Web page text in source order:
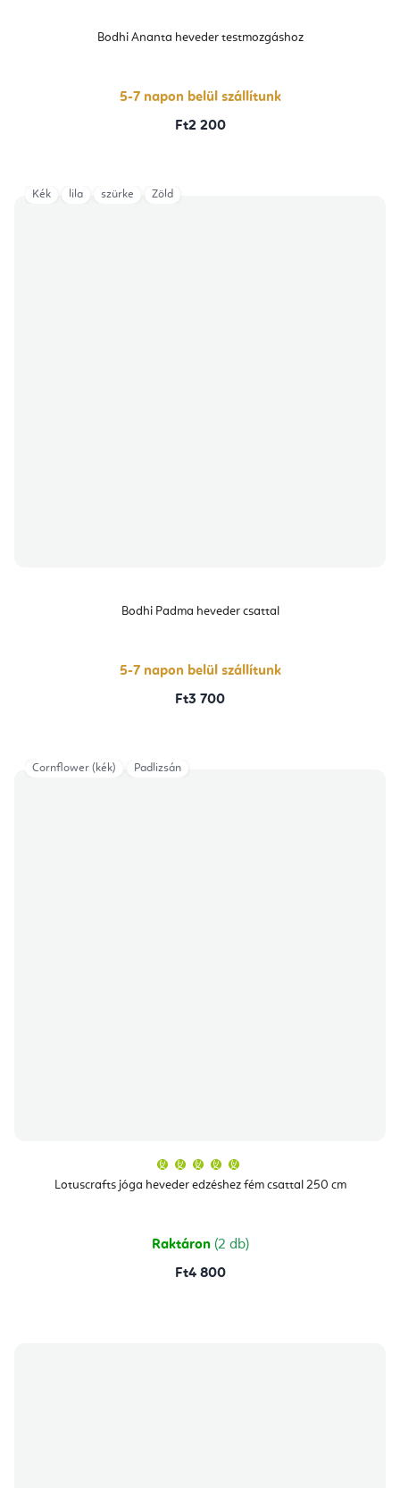
Bodhi Ananta heveder testmozgáshoz
5-7 napon belül szállítunk
Ft2 200
Bodhi Padma heveder csattal
5-7 napon belül szállítunk
Ft3 700
Kék lila szürke Zöld
Lotuscrafts jóga heveder edzéshez fém csattal 250 cm
átlagos
értékelése
csillag.
Raktáron (2 db)
Ft4 800
Cornflower (kék) Padlizsán